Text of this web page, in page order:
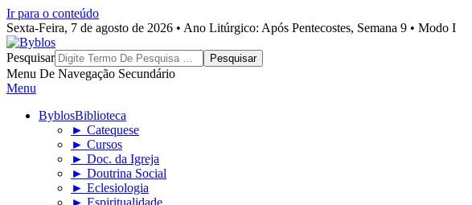
Ir para o conteúdo
Sexta-Feira, 7 de agosto de 2026 • Ano Litúrgico: Após Pentecostes, Semana 9 • Modo I
Byblos
Pesquisar
Menu De Navegação Secundário
Menu
ByblosBiblioteca
► Catequese
► Cursos
► Doc. da Igreja
► Doutrina Social
► Eclesiologia
► Espiritualidade